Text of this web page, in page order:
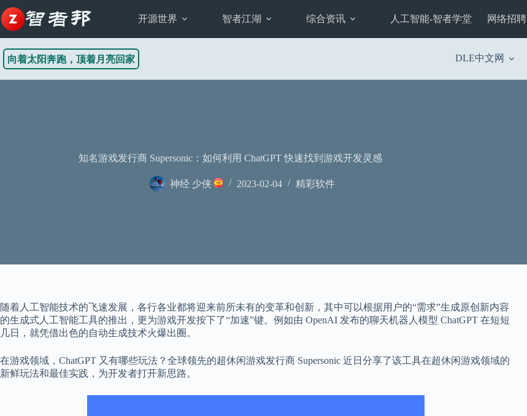
至
内
开源世界 智者江湖 综合资讯 人工智能-智者学堂 网络招聘
向着太阳奔跑，顶着月亮回家 DLE中文网
知名游戏发行商 Supersonic：如何利用 ChatGPT 快速找到游戏开发灵感
神经 少侠 2023-02-04 精彩软件
随着人工智能技术的飞速发展，各行各业都将迎来前所未有的变革和创新，其中可以根据用户的“需求”生成原创新内容
的生成式人工智能工具的推出，更为游戏开发按下了“加速”键。例如由 OpenAI 发布的聊天机器人模型 ChatGPT 在短短
几日，就凭借出色的自动生成技术火爆出圈。
在游戏领域，ChatGPT 又有哪些玩法？全球领先的超休闲游戏发行商 Supersonic 近日分享了该工具在超休闲游戏领域的
新鲜玩法和最佳实践，为开发者打开新思路。